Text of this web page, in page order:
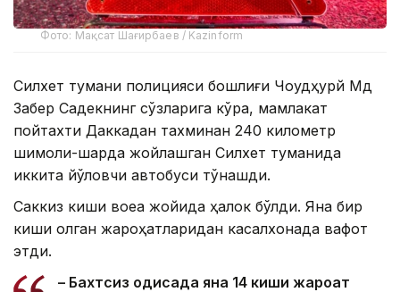
Фото: Мақсат Шағирбаев / Kazinform
Силхет тумани полицияси бошлиғи Чоудҳурй Мд
Забер Садекнинг сўзларига кўра, мамлакат
пойтахти Даккадан тахминан 240 километр
шимоли-шарқда жойлашган Силхет туманида
иккита йўловчи автобуси тўқнашди.
Саккиз киши воқеа жойида ҳалок бўлди. Яна бир
киши олган жароҳатларидан касалхонада вафот
этди.
– Бахтсиз ҳодисада яна 14 киши жароҳат